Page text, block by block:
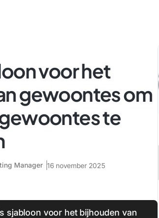
voor het
gewoontes om
te
Manager 16 november 2025
sjabloon voor het bijhouden van